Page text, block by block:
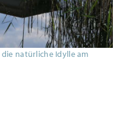
natürliche Idylle am